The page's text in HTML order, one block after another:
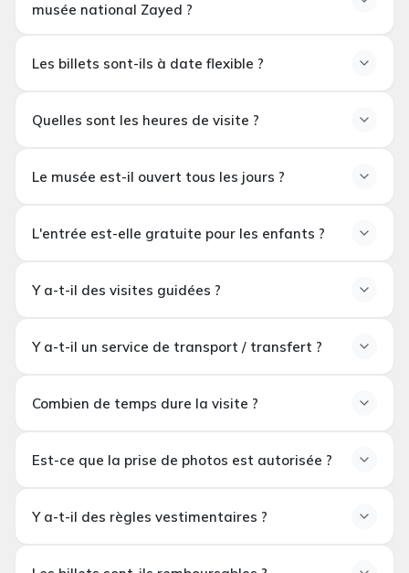
musée national Zayed ?
inclus dans les billets du
musée national Zayed ?
Les billets sont-ils à date flexible ?
Quelles sont les heures de visite ?
visite ?
et 19h00
Le musée est-il ouvert tous les jours ?
les jours ?
L'entrée est-elle gratuite pour les enfants ?
pour les enfants ?
Y a-t-il des visites guidées ?
Y a-t-il un service de transport / transfert ?
transport / transfert ?
Combien de temps dure la visite ?
Est-ce que la prise de photos est autorisée ?
photos est autorisée ?
Y a-t-il des règles vestimentaires ?